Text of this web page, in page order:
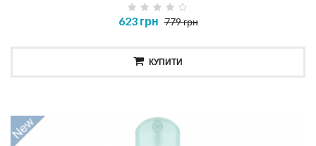
623 грн 779 грн
КУПИТИ